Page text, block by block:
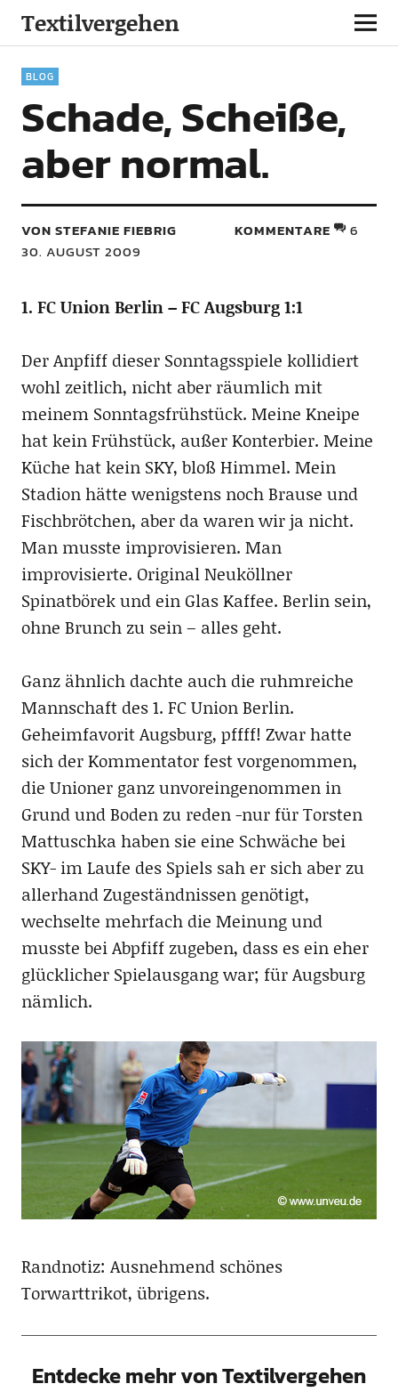
Textilvergehen
BLOG
Schade, Scheiße,
aber normal.
VON STEFANIE FIEBRIG
30. AUGUST 2009
KOMMENTARE 6
1. FC Union Berlin – FC Augsburg 1:1
Der Anpfiff dieser Sonntagsspiele kollidiert
wohl zeitlich, nicht aber räumlich mit
meinem Sonntagsfrühstück. Meine Kneipe
hat kein Frühstück, außer Konterbier. Meine
Küche hat kein SKY, bloß Himmel. Mein
Stadion hätte wenigstens noch Brause und
Fischbrötchen, aber da waren wir ja nicht.
Man musste improvisieren. Man
improvisierte. Original Neuköllner
Spinatbörek und ein Glas Kaffee. Berlin sein,
ohne Brunch zu sein – alles geht.
Ganz ähnlich dachte auch die ruhmreiche
Mannschaft des 1. FC Union Berlin.
Geheimfavorit Augsburg, pffff! Zwar hatte
sich der Kommentator fest vorgenommen,
die Unioner ganz unvoreingenommen in
Grund und Boden zu reden -nur für Torsten
Mattuschka haben sie eine Schwäche bei
SKY- im Laufe des Spiels sah er sich aber zu
allerhand Zugeständnissen genötigt,
wechselte mehrfach die Meinung und
musste bei Abpfiff zugeben, dass es ein eher
glücklicher Spielausgang war; für Augsburg
nämlich.
Randnotiz: Ausnehmend schönes
Torwarttrikot, übrigens.
Entdecke mehr von Textilvergehen